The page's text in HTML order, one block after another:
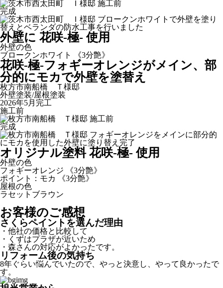
完成
外壁に 花咲-極- 使用
外壁の色
ブロークンホワイト 《3分艶》
花咲-極-フォギーオレンジがメイン、部
分的にモカで外壁を塗替え
枚方市南船橋 Ｔ様邸
外壁塗装/屋根塗装
2026年5月完工
施工前
完成
オリジナル塗料 花咲-極- 使用
外壁の色
フォギーオレンジ 《3分艶》
ポイント：モカ 《3分艶》
屋根の色
ラセットブラウン
お客様のご感想
さくらペイントを選んだ理由
・他社の価格と比較して
・くずはプラザが近いため
・森さんの対応がよかったです。
リフォーム後の気持ち
8年ぐらい悩んでいたので、やっと決意し、やって良かったで
す。